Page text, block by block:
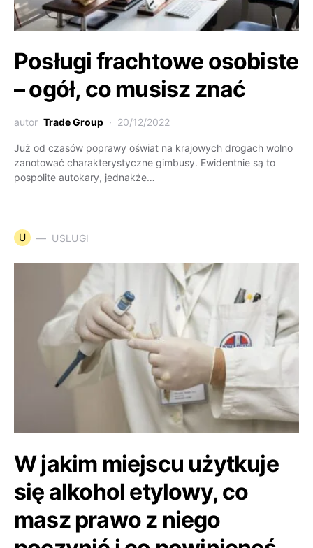
Posługi frachtowe osobiste
– ogół, co musisz znać
autor Trade Group 20/12/2022
Już od czasów poprawy oświat na krajowych drogach wolno
zanotować charakterystyczne gimbusy. Ewidentnie są to
pospolite autokary, jednakże…
U USŁUGI
W jakim miejscu użytkuje
się alkohol etylowy, co
masz prawo z niego